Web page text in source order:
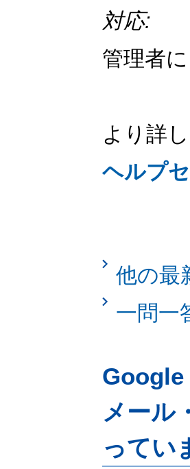
対応:
管理者
より詳
ヘルプ
他の最
一問一
Google
メール
ってい